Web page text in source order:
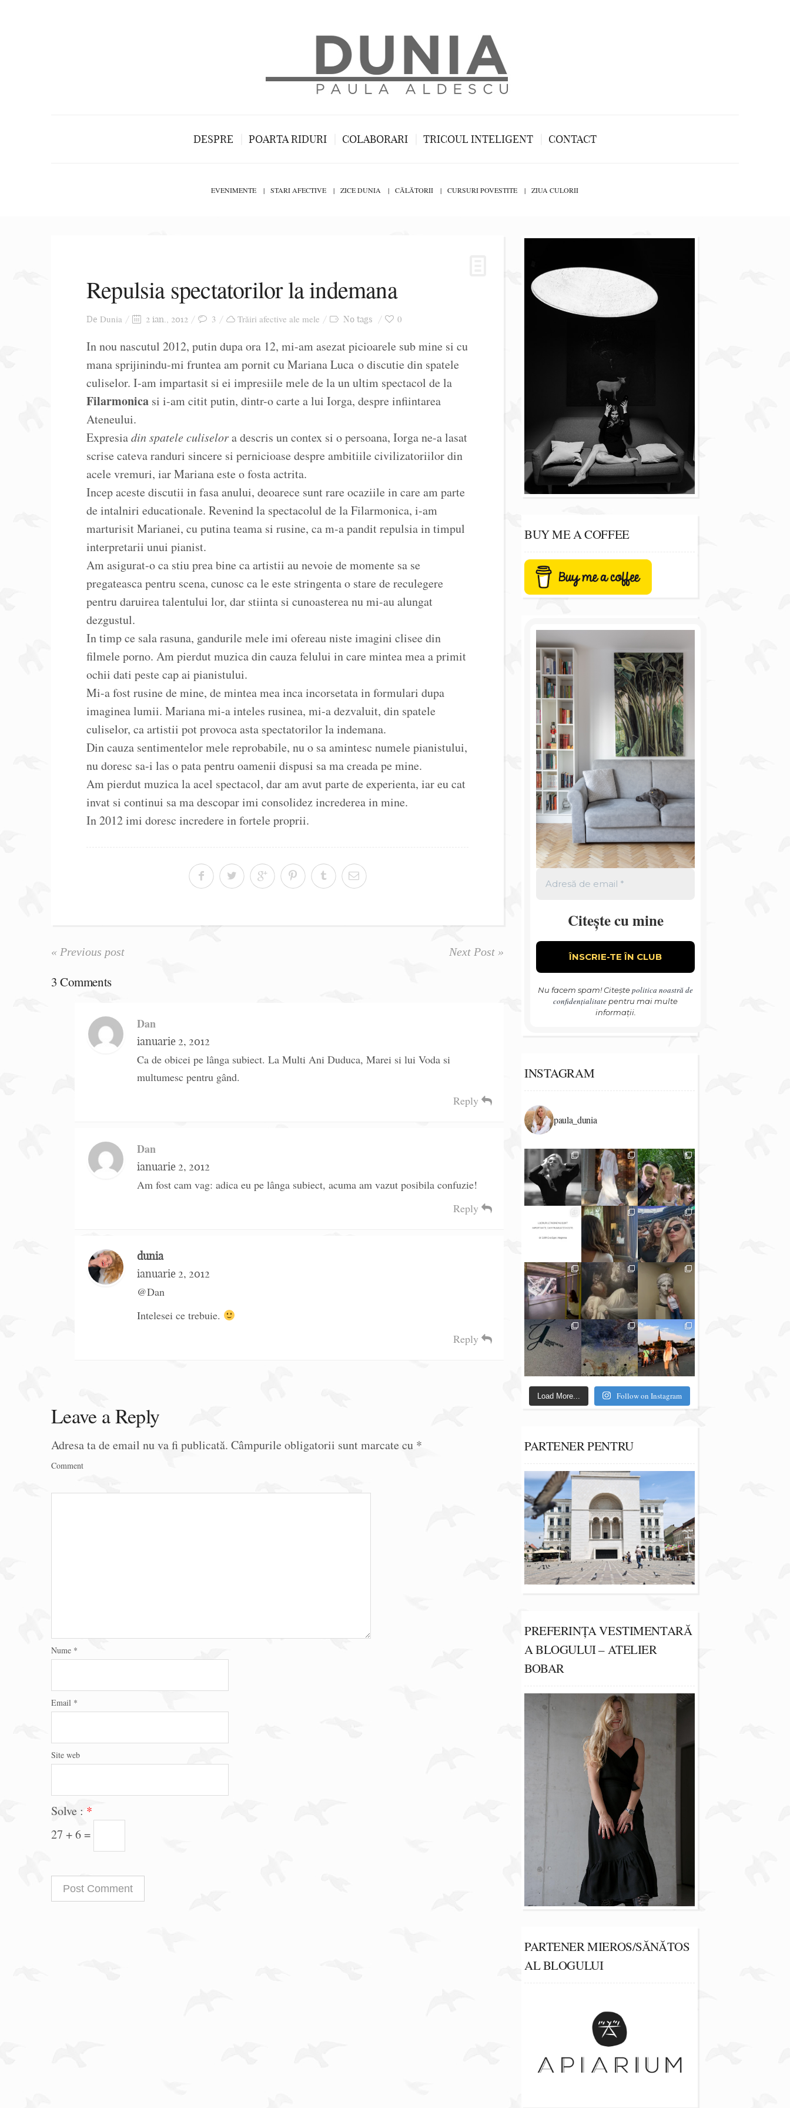
DESPRE POARTA RIDURI COLABORARI TRICOUL INTELIGENT CONTACT
EVENIMENTE STARI AFECTIVE ZICE DUNIA CĂLĂTORII CURSURI POVESTITE ZIUA CULORII
Repulsia spectatorilor la indemana
De Dunia 2 ian., 2012 3 Trăiri afective ale mele No tags 0
In nou nascutul 2012, putin dupa ora 12, mi-am asezat picioarele sub mine si cu
mana sprijinindu-mi fruntea am pornit cu Mariana Luca o discutie din spatele
culiselor. I-am impartasit si ei impresiile mele de la un ultim spectacol de la
Filarmonica si i-am citit putin, dintr-o carte a lui Iorga, despre infiintarea
Ateneului.
Expresiadin spatele culiselora descris un contex si o persoana, Iorga ne-a lasat
scrise cateva randuri sincere si pernicioase despre ambitiile civilizatoriilor din
acele vremuri, iar Mariana este o fosta actrita.
Incep aceste discutii in fasa anului, deoarece sunt rare ocaziile in care am parte
de intalniri educationale. Revenind la spectacolul de la Filarmonica, i-am
marturisit Marianei, cu putina teama si rusine, ca m-a pandit repulsia in timpul
interpretarii unui pianist.
Am asigurat-o ca stiu prea bine ca artistii au nevoie de momente sa se
pregateasca pentru scena, cunosc ca le este stringenta o stare de reculegere
pentru daruirea talentului lor, dar stiinta si cunoasterea nu mi-au alungat
dezgustul.
In timp ce sala rasuna, gandurile mele imi ofereau niste imagini clisee din
filmele porno. Am pierdut muzica din cauza felului in care mintea mea a primit
ochii dati peste cap ai pianistului.
Mi-a fost rusine de mine, de mintea mea inca incorsetata in formulari dupa
imaginea lumii. Mariana mi-a inteles rusinea, mi-a dezvaluit, din spatele
culiselor, ca artistii pot provoca asta spectatorilor la indemana.
Din cauza sentimentelor mele reprobabile, nu o sa amintesc numele pianistului,
nu doresc sa-i las o pata pentru oamenii dispusi sa ma creada pe mine.
Am pierdut muzica la acel spectacol, dar am avut parte de experienta, iar eu cat
invat si continui sa ma descopar imi consolidez increderea in mine.
In 2012 imi doresc incredere in fortele proprii.
« Previous post Next Post »
3 Comments
Dan
ianuarie 2, 2012
Ca de obicei pe lânga subiect. La Multi Ani Duduca, Marei si lui Voda si
multumesc pentru gând.
Reply
Dan
ianuarie 2, 2012
Am fost cam vag: adica eu pe lânga subiect, acuma am vazut posibila confuzie!
Reply
dunia
ianuarie 2, 2012
@Dan
Intelesei ce trebuie.
Reply
Leave a Reply
Adresa ta de email nu va fi publicată. Câmpurile obligatorii sunt marcate cu *
Comment
Nume *
Email *
Site web
Solve : *
27 + 6 =
BUY ME A COFFEE
Citește cu mine
Nu facem spam! Citeștepolitica noastră de
confidențialitate pentru mai multe
informații.
INSTAGRAM
paula_dunia
Load More... Follow on Instagram
PARTENER PENTRU
PREFERINȚA VESTIMENTARĂ
A BLOGULUI – ATELIER
BOBAR
PARTENER MIEROS/SĂNĂTOS
AL BLOGULUI